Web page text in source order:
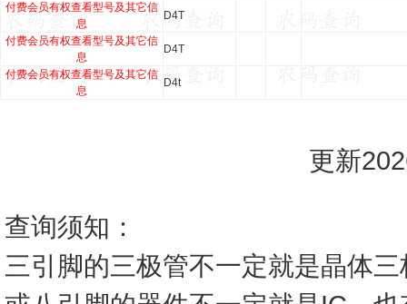
付费会员有权查看型号及其它信
息
D4T
付费会员有权查看型号及其它信
息
D4T
付费会员有权查看型号及其它信
息
D4t
更新
查询须知：
三引脚的三极管不一定就是晶体